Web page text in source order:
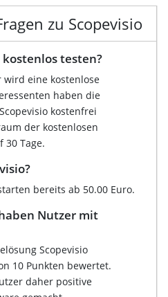
zu Scopevisio
kostenlos testen?
wird eine kostenlose
haben die
kostenfrei
der kostenlosen
30 Tage.
bereits ab 50.00 Euro.
Nutzer mit
Scopevisio
10 Punkten bewertet.
daher positive